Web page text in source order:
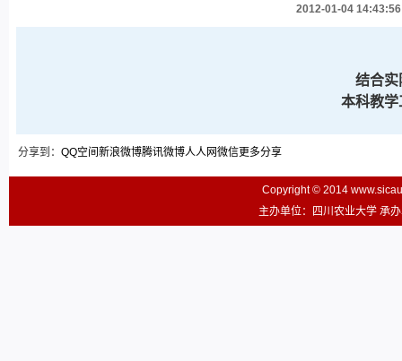
2012-01-04 14:43:56
结合实
本科教学工
分享到： QQ空间 新浪微博腾讯微博人人网微信更多分享
Copyright © 2014
主办单位：四川农业大学 承